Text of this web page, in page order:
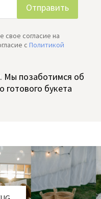
свое согласие на
c Политикой
Мы позаботимся об
букета